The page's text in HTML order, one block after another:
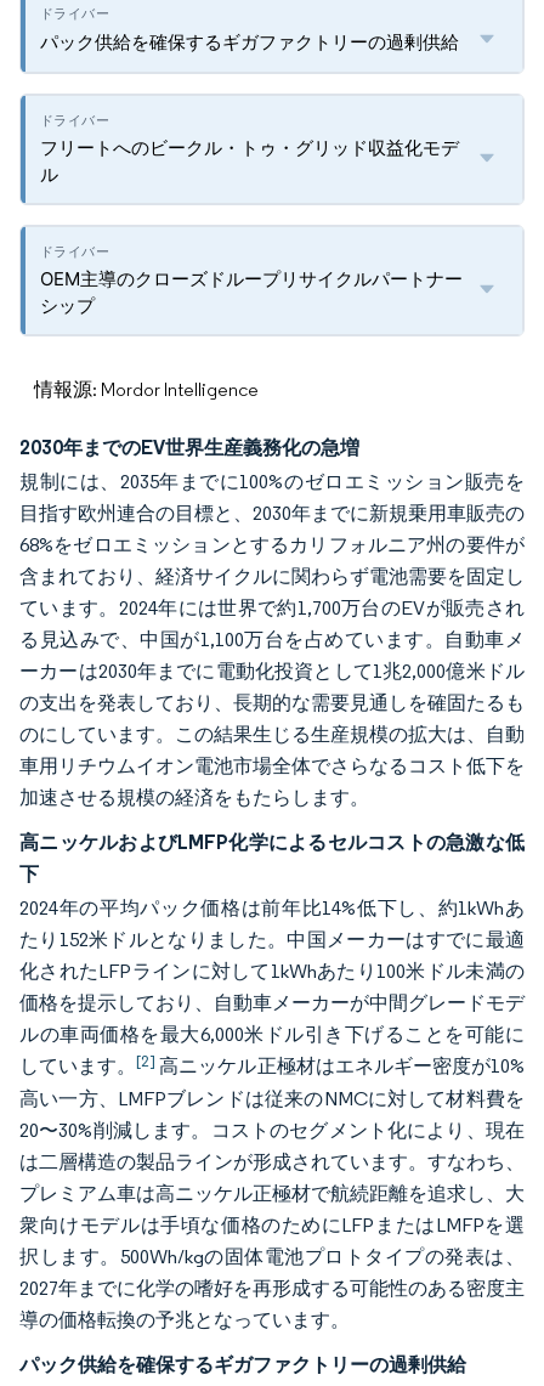
パック供給を確保するギガファクトリーの過剰供給
フリートへのビークル・トゥ・グリッド収益化モデ
ル
OEM主導のクローズドループリサイクルパートナー
シップ
情報源: Mordor Intelligence
2030年までのEV世界生産義務化の急増
規制には、2035年までに100%のゼロエミッション販売を
目指す欧州連合の目標と、2030年までに新規乗用車販売の
68%をゼロエミッションとするカリフォルニア州の要件が
含まれており、経済サイクルに関わらず電池需要を固定し
ています。2024年には世界で約1,700万台のEVが販売され
る見込みで、中国が1,100万台を占めています。自動車メ
ーカーは2030年までに電動化投資として1兆2,000億米ドル
の支出を発表しており、長期的な需要見通しを確固たるも
のにしています。この結果生じる生産規模の拡大は、自動
車用リチウムイオン電池市場全体でさらなるコスト低下を
加速させる規模の経済をもたらします。
高ニッケルおよびLMFP化学によるセルコストの急激な低
下
2024年の平均パック価格は前年比14%低下し、約1kWhあ
たり152米ドルとなりました。中国メーカーはすでに最適
化されたLFPラインに対して1kWhあたり100米ドル未満の
価格を提示しており、自動車メーカーが中間グレードモデ
ルの車両価格を最大6,000米ドル引き下げることを可能に
しています。[2] 高ニッケル正極材はエネルギー密度が10%
高い一方、LMFPブレンドは従来のNMCに対して材料費を
20〜30%削減します。コストのセグメント化により、現在
は二層構造の製品ラインが形成されています。すなわち、
プレミアム車は高ニッケル正極材で航続距離を追求し、大
衆向けモデルは手頃な価格のためにLFPまたはLMFPを選
択します。500Wh/kgの固体電池プロトタイプの発表は、
2027年までに化学の嗜好を再形成する可能性のある密度主
導の価格転換の予兆となっています。
パック供給を確保するギガファクトリーの過剰供給